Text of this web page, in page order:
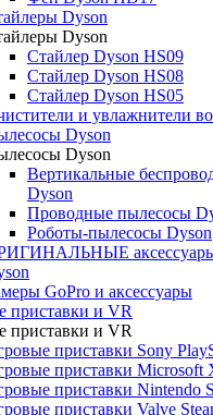
Dyson
Dyson
Стайлер Dyson HS09
Стайлер Dyson HS08
Стайлер Dyson HS05
и увлажнители
Dyson
Dyson
Вертикальные
Dyson
Проводные пылесосы
Роботы-пылесосы Dyson
GoPro и аксессуары
приставки и VR
приставки и VR
приставки Sony
приставки Microsoft
приставки Nintendo
приставки Valve